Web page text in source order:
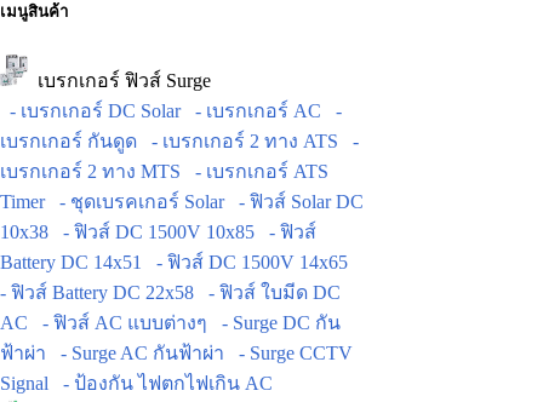
เมนูสินค้า
เบรกเกอร์ ฟิวส์ Surge
- เบรกเกอร์ DC Solar
- เบรกเกอร์ AC
-
เบรกเกอร์ กันดูด
- เบรกเกอร์ 2 ทาง ATS
-
เบรกเกอร์ 2 ทาง MTS
- เบรกเกอร์ ATS
Timer
- ชุดเบรคเกอร์ Solar
- ฟิวส์ Solar DC
10x38
- ฟิวส์ DC 1500V 10x85
- ฟิวส์
Battery DC 14x51
- ฟิวส์ DC 1500V 14x65
- ฟิวส์ Battery DC 22x58
- ฟิวส์ ใบมีด DC
AC
- ฟิวส์ AC แบบต่างๆ
- Surge DC กัน
ฟ้าผ่า
- Surge AC กันฟ้าผ่า
- Surge CCTV
Signal
- ป้องกัน ไฟตกไฟเกิน AC